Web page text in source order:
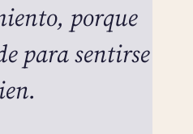
porque
para sentirse